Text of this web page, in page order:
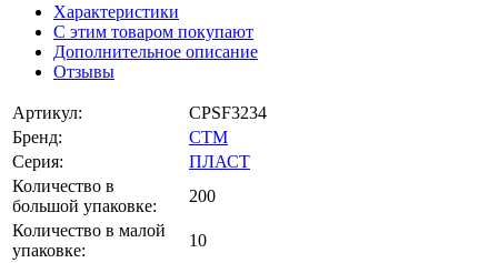
Характеристики
С этим товаром покупают
Дополнительное описание
Отзывы
Артикул:
CPSF3234
Бренд:
СТМ
Серия:
ПЛАСТ
Количество в
большой упаковке:
200
Количество в малой
упаковке:
10